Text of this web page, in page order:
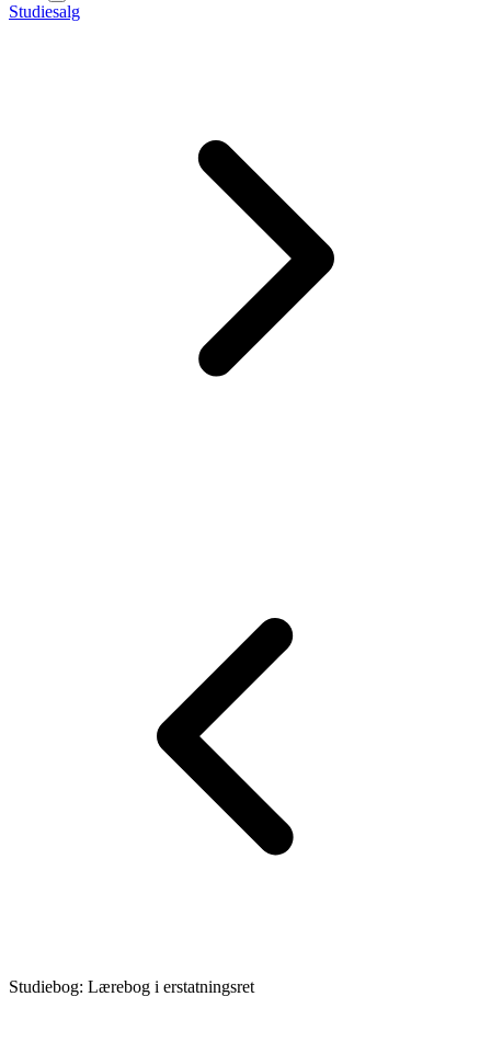
Studiesalg
Studiebog: Lærebog i erstatningsret